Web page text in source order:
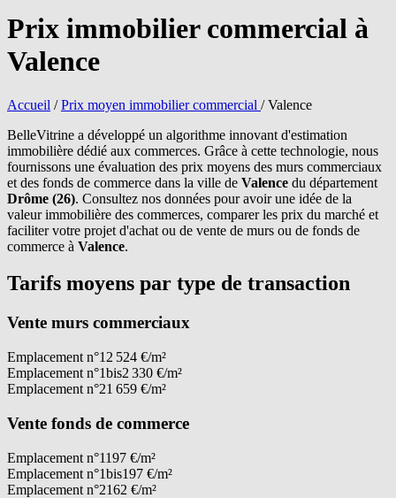
Prix immobilier commercial à
Valence
Accueil /Prix moyen immobilier commercial /Valence
BelleVitrine a développé un algorithme innovant d'estimation
immobilière dédié aux commerces. Grâce à cette technologie, nous
fournissons une évaluation des prix moyens des murs commerciaux
et des fonds de commerce dans la ville de Valence du département
Drôme (26). Consultez nos données pour avoir une idée de la
valeur immobilière des commerces, comparer les prix du marché et
faciliter votre projet d'achat ou de vente de murs ou de fonds de
commerce à Valence.
Tarifs moyens par type de transaction
Vente murs commerciaux
Emplacement n°1 2 524 €/m²
Emplacement n°1bis2 330 €/m²
Emplacement n°21 659 €/m²
Vente fonds de commerce
Emplacement n°1197 €/m²
Emplacement n°1bis197 €/m²
Emplacement n°2162 €/m²